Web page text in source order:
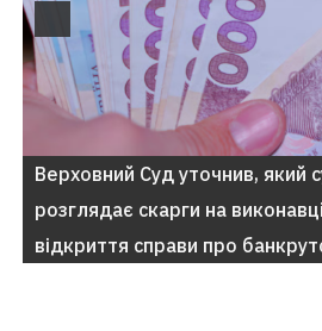
Верховний Суд уточнив, який
розглядає скарги на
відкриття справи про